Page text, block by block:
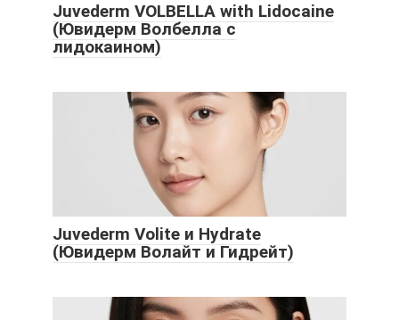
Juvederm VOLBELLA with Lidocaine
(Ювидерм Волбелла с
лидокаином)
Juvederm Volite и Hydrate
(Ювидерм Волайт и Гидрейт)